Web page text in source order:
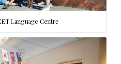
Language Centre